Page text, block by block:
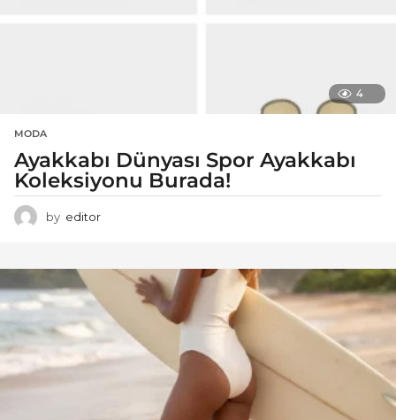
4
MODA
Ayakkabı Dünyası Spor Ayakkabı
Koleksiyonu Burada!
by editor